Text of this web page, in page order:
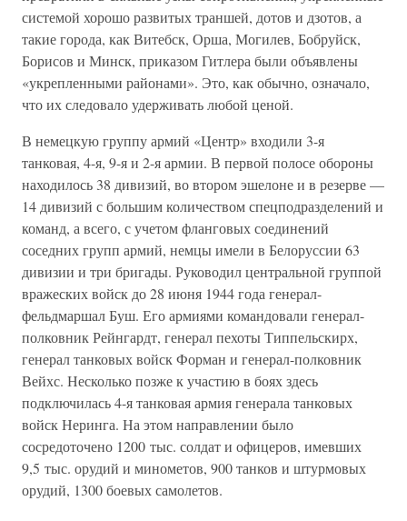
системой хорошо развитых траншей, дотов и дзотов, а
такие города, как Витебск, Орша, Могилев, Бобруйск,
Борисов и Минск, приказом Гитлера были объявлены
«укрепленными районами». Это, как обычно, означало,
что их следовало удерживать любой ценой.
В немецкую группу армий «Центр» входили 3-я
танковая, 4-я, 9-я и 2-я армии. В первой полосе обороны
находилось 38 дивизий, во втором эшелоне и в резерве —
14 дивизий с большим количеством спецподразделений и
команд, а всего, с учетом фланговых соединений
соседних групп армий, немцы имели в Белоруссии 63
дивизии и три бригады. Руководил центральной группой
вражеских войск до 28 июня 1944 года генерал-
фельдмаршал Буш. Его армиями командовали генерал-
полковник Рейнгардт, генерал пехоты Типпельскирх,
генерал танковых войск Форман и генерал-полковник
Вейхс. Несколько позже к участию в боях здесь
подключилась 4-я танковая армия генерала танковых
войск Неринга. На этом направлении было
сосредоточено 1200 тыс. солдат и офицеров, имевших
9,5 тыс. орудий и минометов, 900 танков и штурмовых
орудий, 1300 боевых самолетов.